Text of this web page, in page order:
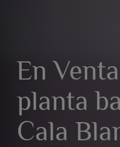
En
planta
Cala